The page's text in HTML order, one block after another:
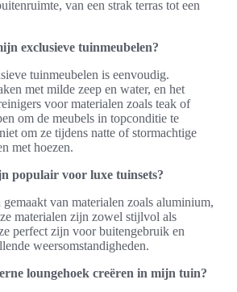
van een strak terras tot een
exclusieve tuinmeubelen?
tuinmeubelen is eenvoudig.
met milde zeep en water, en het
voor materialen zoals teak of
om de meubels in topconditie te
om ze tijdens natte of stormachtige
met hoezen.
populair voor luxe tuinsets?
van materialen zoals aluminium,
materialen zijn zowel stijlvol als
perfect zijn voor buitengebruik en
weersomstandigheden.
loungehoek creëren in mijn tuin?